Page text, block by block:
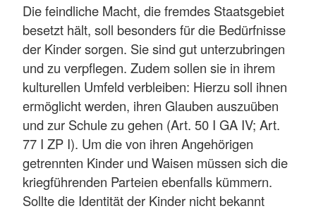
Die feindliche Macht, die fremdes Staatsgebiet
besetzt hält, soll besonders für die Bedürfnisse
der Kinder sorgen. Sie sind gut unterzubringen
und zu verpflegen. Zudem sollen sie in ihrem
kulturellen Umfeld verbleiben: Hierzu soll ihnen
ermöglicht werden, ihren Glauben auszuüben
und zur Schule zu gehen (Art. 50 I GA IV; Art.
77 I ZP I). Um die von ihren Angehörigen
getrennten Kinder und Waisen müssen sich die
kriegführenden Parteien ebenfalls kümmern.
Sollte die Identität der Kinder nicht bekannt